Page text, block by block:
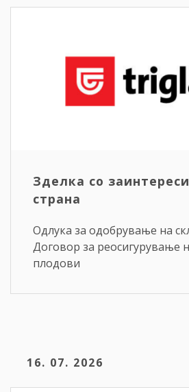
Зделка со
страна
Одлука за одобрување на
Договор за реосигурување
плодови
16. 07. 2026